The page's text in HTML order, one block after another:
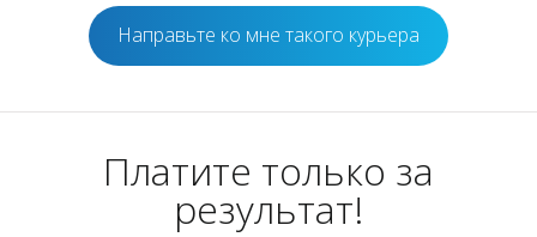
Направьте ко мне такого курьера
Платите только за
результат!